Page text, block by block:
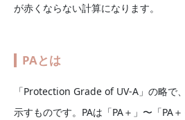
が赤くならない計算になります。
PAとは
「Protection Grade of UV-A」の略で
示すものです。PAは「PA＋」〜「PA